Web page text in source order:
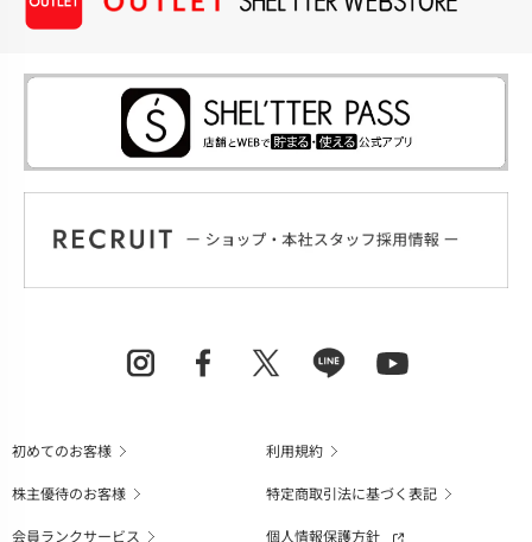
初めてのお客様
利用規約
株主優待のお客様
特定商取引法に基づく表記
会員ランクサービス
個人情報保護方針